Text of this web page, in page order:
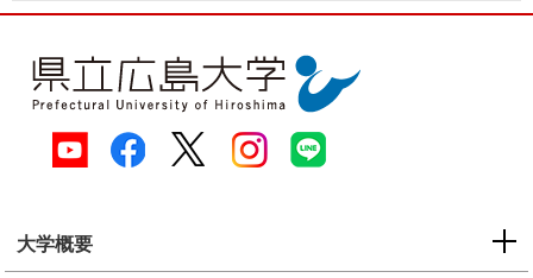
大学概要